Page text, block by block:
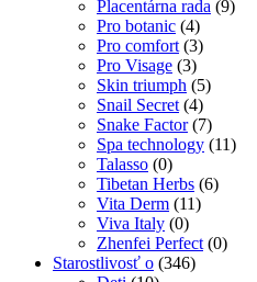
Placentárna rada (9)
Pro botanic (4)
Pro comfort (3)
Pro Visage (3)
Skin triumph (5)
Snail Secret (4)
Snake Factor (7)
Spa technology (11)
Talasso (0)
Tibetan Herbs (6)
Vita Derm (11)
Viva Italy (0)
Zhenfei Perfect (0)
Starostlivosť o (346)